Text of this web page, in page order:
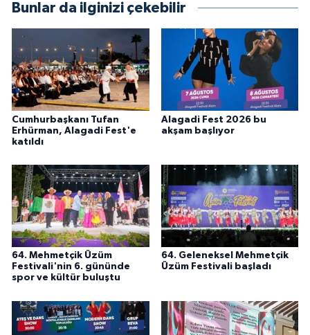
Bunlar da ilginizi çekebilir
Cumhurbaşkanı Tufan
Erhürman, Alagadi Fest'e
katıldı
Alagadi Fest 2026 bu
akşam başlıyor
64. Mehmetçik Üzüm
Festivali'nin 6. gününde
spor ve kültür buluştu
64. Geleneksel Mehmetçik
Üzüm Festivali başladı